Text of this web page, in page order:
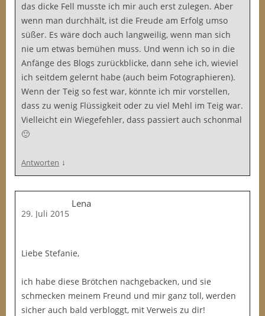
das dicke Fell musste ich mir auch erst zulegen. Aber
wenn man durchhält, ist die Freude am Erfolg umso
süßer. Es wäre doch auch langweilig, wenn man sich
nie um etwas bemühen muss. Und wenn ich so in die
Anfänge des Blogs zurückblicke, dann sehe ich, wieviel
ich seitdem gelernt habe (auch beim Fotographieren).
Wenn der Teig so fest war, könnte ich mir vorstellen,
dass zu wenig Flüssigkeit oder zu viel Mehl im Teig war.
Vielleicht ein Wiegefehler, dass passiert auch schonmal
🙂
Antworten ↓
Lena
29. Juli 2015
Liebe Stefanie,
ich habe diese Brötchen nachgebacken, und sie
schmecken meinem Freund und mir ganz toll, werden
sicher auch bald verbloggt, mit Verweis zu dir!